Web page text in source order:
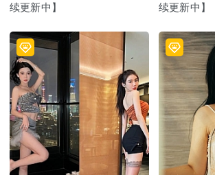
续更新中】
续更新中】